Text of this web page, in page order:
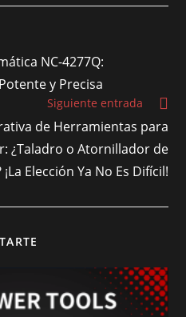
NC-4277Q:
y Precisa
Siguiente entrada
de Herramientas para
¿Taladro o Atornillador de
Elección Ya No Es Difícil!